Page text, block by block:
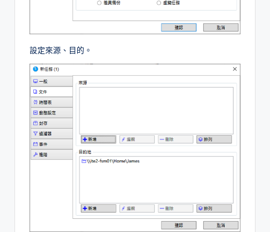
設定來源、目的。